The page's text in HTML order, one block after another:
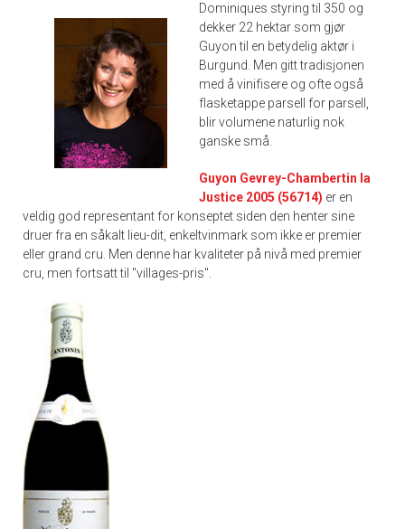
Dominiques styring til 350 og
dekker 22 hektar som gjør
Guyon til en betydelig aktør i
Burgund. Men gitt tradisjonen
med å vinifisere og ofte også
flasketappe parsell for parsell,
blir volumene naturlig nok
ganske små.
Guyon Gevrey-Chambertin la
Justice 2005 (56714) er en
veldig god representant for konseptet siden den henter sine
druer fra en såkalt lieu-dit, enkeltvinmark som ikke er premier
eller grand cru. Men denne har kvaliteter på nivå med premier
cru, men fortsatt til "villages-pris".